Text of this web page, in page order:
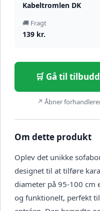
Kabeltromlen DK
🚚 Fragt
139 kr.
🛒 Gå til
↗ Åbner
Om dette produkt
Oplev det unikke
designet til at tilføre
diameter på 95-100 cm
og funktionelt, perfekt